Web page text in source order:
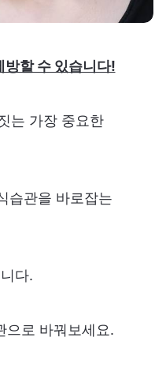
방할 수 있습니다!
는 가장 중요한
습관을 바로잡는
다.
으로 바꿔보세요.